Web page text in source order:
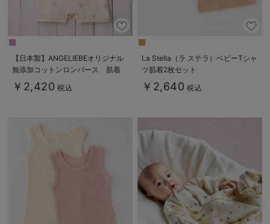
【日本製】ANGELIEBEオリジナル
無添加コットンロンパース 肌着
￥2,420 税込
La Stella（ラ ステラ）ベビーTシャ
ツ肌着2枚セット
￥2,640 税込